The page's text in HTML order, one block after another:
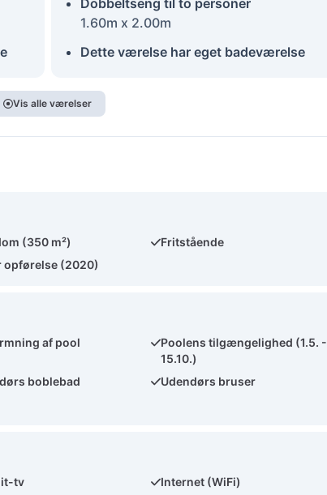
Dobbeltseng til to personer
1.60m x 2.00m
Dette værelse har eget badeværelse
Vis alle værelser
(350 m²)
Fritstående
opførelse (2020)
af pool
Poolens tilgængelighed (1.5. -
15.10.)
boblebad
Udendørs bruser
tv Internet (WiFi)